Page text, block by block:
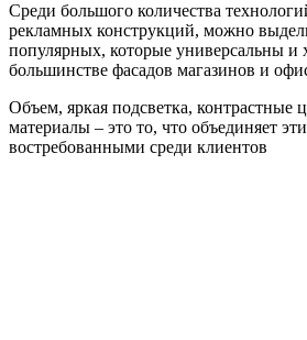
Среди большого количества
рекламных конструкций, можно
популярных, которые универсальны и
большинстве фасадов магазинов и
Объем, яркая подсветка, контрастные
материалы – это то, что объединяет
востребованными среди клиентов